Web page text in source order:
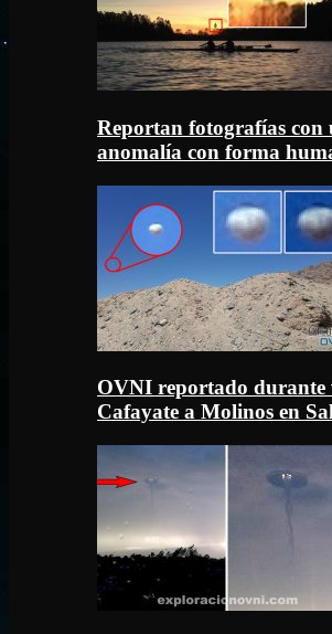
Reportan fotografías con
anomalía con forma
OVNI reportado durante
Cafayate a Molinos en